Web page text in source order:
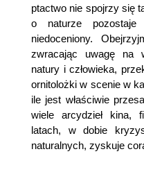
ptactwo nie spojrzy się
o naturze
niedoceniony.
zwracając uwagę na
natury i człowieka,
ornitolożki w scenie w
ile jest właściwie
wiele arcydzieł kina,
latach, w dobie
naturalnych, zyskuje